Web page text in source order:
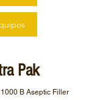
Pak
B Aseptic Filler